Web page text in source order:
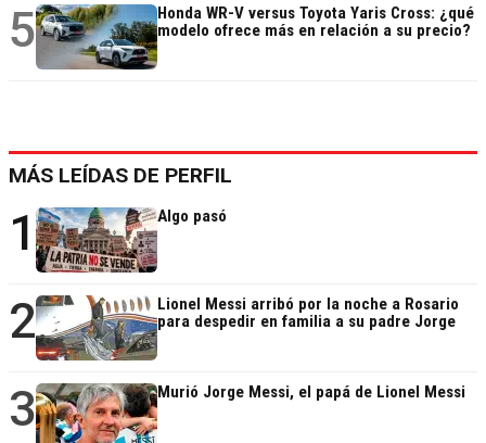
5
Honda WR-V versus Toyota Yaris Cross: ¿qué
modelo ofrece más en relación a su precio?
MÁS LEÍDAS DE PERFIL
1 Algo pasó
2
Lionel Messi arribó por la noche a Rosario
para despedir en familia a su padre Jorge
3 Murió Jorge Messi, el papá de Lionel Messi